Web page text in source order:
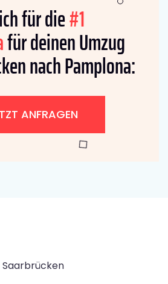
für die#1
für deinen Umzug
nach Pamplona:
ANFRAGEN
Saarbrücken